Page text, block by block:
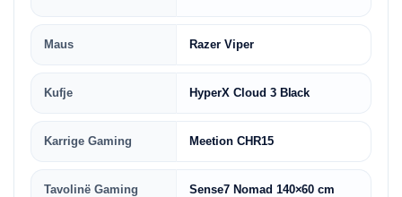
Maus Razer Viper
Kufje HyperX Cloud 3 Black
Karrige Gaming Meetion CHR15
Tavolinë Gaming Sense7 Nomad 140×60 cm